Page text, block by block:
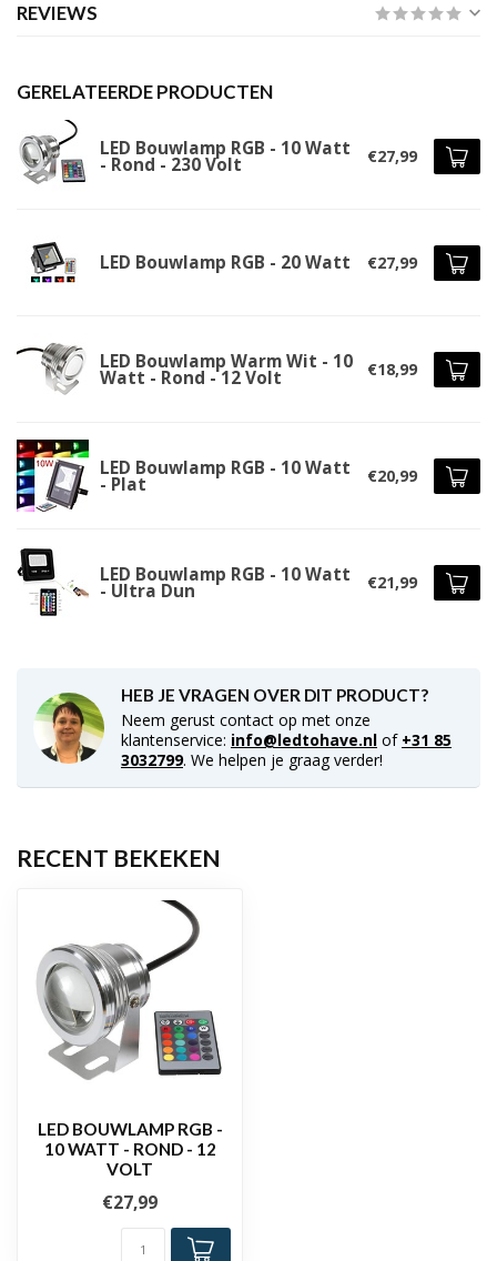
REVIEWS
GERELATEERDE PRODUCTEN
LED Bouwlamp RGB - 10 Watt
- Rond - 230 Volt €27,99
LED Bouwlamp RGB - 20 Watt €27,99
LED Bouwlamp Warm Wit - 10
Watt - Rond - 12 Volt €18,99
LED Bouwlamp RGB - 10 Watt
- Plat €20,99
LED Bouwlamp RGB - 10 Watt
- Ultra Dun €21,99
HEB JE VRAGEN OVER DIT PRODUCT?
Neem gerust contact op met onze
klantenservice: info@ledtohave.nl of +31 85
3032799. We helpen je graag verder!
RECENT BEKEKEN
LED BOUWLAMP RGB -
10 WATT - ROND - 12
VOLT
€27,99